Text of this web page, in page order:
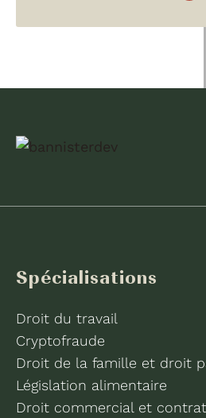
Spécialisations
Droit du travail
Cryptofraude
Droit de la famille et droit
Législation alimentaire
Droit commercial et